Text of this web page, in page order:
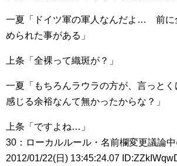
一夏「ドイツ軍の軍人なんだよ… 前に
められた事がある」
上条「全裸って織斑が？」
一夏「もちろんラウラの方が、言っと
感じる余裕なんて無かったからな？」
上条「ですよね…」
30：ローカルルール・名前欄変更議論中
2012/01/22(日) 13:45:24.07